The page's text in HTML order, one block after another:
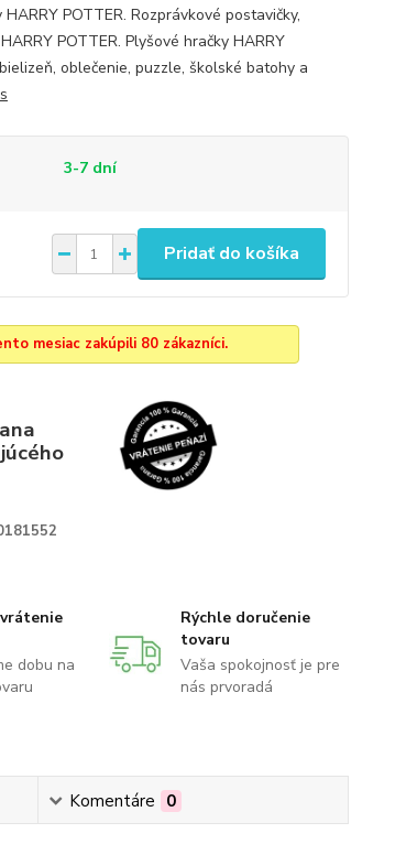
POTTER. Rozprávkové postavičky,
POTTER. Plyšové hračky HARRY
oblečenie, puzzle, školské batohy a
3-7 dní
Pridať do košíka
mesiac zakúpili 80 zákazníci.
dobu na
Rýchle doručenie
tovaru
Vaša spokojnosť je pre
nás prvoradá
Komentáre 0